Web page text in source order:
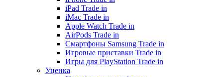
iPad Trade in
iMac Trade in
Apple Watch Trade in
AirPods Trade in
Смартфоны Samsung Trade in
Игровые приставки Trade in
Игры для PlayStation Trade in
Уценка